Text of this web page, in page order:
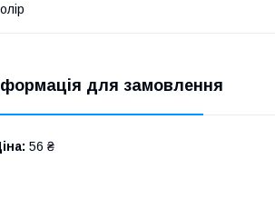
для замовлення
56 ₴